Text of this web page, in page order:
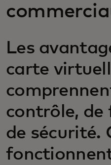
Les
carte
contrôle,
de sécurité.